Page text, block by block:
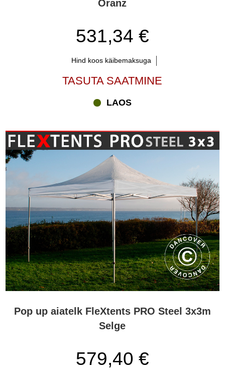
Oranz
531,34 €
Hind koos käibemaksuga
TASUTA SAATMINE
LAOS
Pop up aiatelk FleXtents PRO Steel 3x3m
Selge
579,40 €